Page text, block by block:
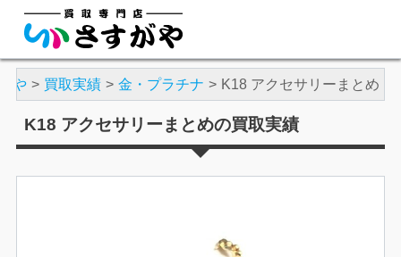
や 買取実績 金・プラチナ K18 アクセサリーまとめ
K18 アクセサリーまとめの買取実績